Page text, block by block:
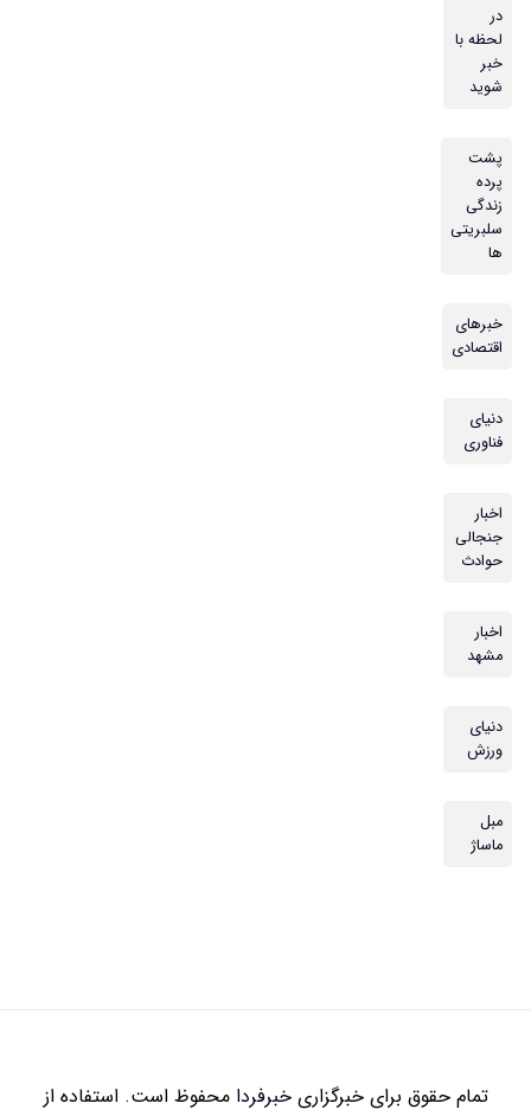
در
لحظه با
خبر
شوید
پشت
پرده
زندگی
سلبریتی
ها
خبرهای
اقتصادی
دنیای
فناوری
اخبار
جنجالی
حوادث
اخبار
مشهد
دنیای
ورزش
مبل
ماساژ
تمام حقوق برای خبرگزاریخبرفردامحفوظ است. استفاده از